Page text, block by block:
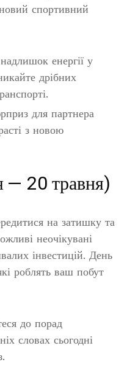
спортивний
енергії у
дрібних
для партнера
з новою
— 20 травня)
на затишку та
неочікувані
інвестицій. День
роблять ваш побут
до порад
словах сьогодні